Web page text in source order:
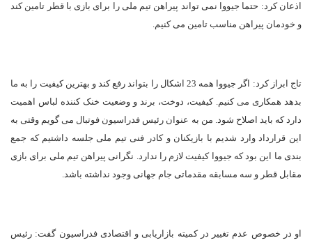
اذعان کرد: حتما جیووا نمی تواند پیراهن تیم ملی را برای بازی با قطر تامین کند
و خودمان پیراهن مناسب تامین می کنیم.
تاج ابراز کرد: اگر جیووا همه 23 اشکال را بتواند رفع کند و بهترین کیفیت را به ما
بدهد همکاری می کنیم. کیفیت، دوخت، برند و وضعیت خنک کننده لباس اهمیت
دارد که باید اصلاح شود. من به عنوان رئیس فدراسیون فوتبال می گویم وقتی به
این قرارداد وارد شدیم با بازیکنان و کادر فنی تیم ملی جلسه داشتیم که جمع
بندی ما این بود که جیووا کیفیت لازم را ندارد. نگرانی پیراهن تیم ملی برای بازی
مقابل قطر و سه مسابقه مقدماتی جام جهانی وجود نداشته باشد.
او در خصوص عدم تغییر در کمیته بازاریابی و اقتصادی فدراسیون گفت: رئیس